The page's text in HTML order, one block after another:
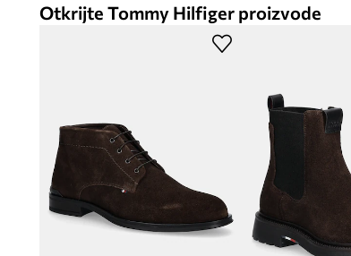
Otkrijte Tommy Hilfiger proizvode